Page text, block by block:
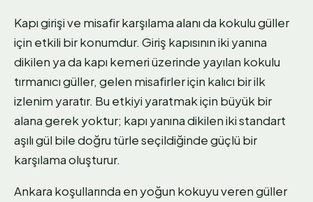
Kapı girişi ve misafir karşılama alanı da kokulu güller
için etkili bir konumdur. Giriş kapısının iki yanına
dikilen ya da kapı kemeri üzerinde yayılan kokulu
tırmanıcı güller, gelen misafirler için kalıcı bir ilk
izlenim yaratır. Bu etkiyi yaratmak için büyük bir
alana gerek yoktur; kapı yanına dikilen iki standart
aşılı gül bile doğru türle seçildiğinde güçlü bir
karşılama oluşturur.
Ankara koşullarında en yoğun kokuyu veren güller